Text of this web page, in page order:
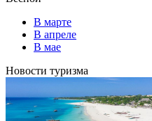
В марте
В апреле
В мае
Новости туризма